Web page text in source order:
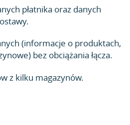
płatnika oraz danych
(informacje o produktach,
bez obciążania łącza.
z kilku magazynów.